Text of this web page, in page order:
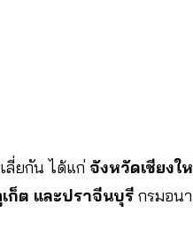
ลี่ยกัน ได้แก่ จังหวัดเชียงใ
ก็ต และปราจีนบุรี กรมอน